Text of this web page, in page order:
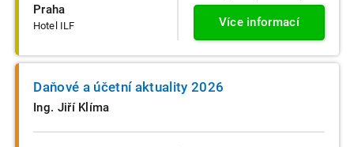
Praha
Hotel ILF Více informací
Daňové a účetní aktuality 2026
Ing. Jiří Klíma